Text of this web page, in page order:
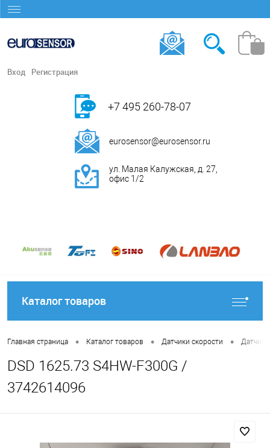
Вход Регистрация
+7 495 260-78-07
eurosensor@eurosensor.ru
ул. Малая Калужская, д. 27,
офис 1/2
Каталог товаров
Главная страница • Каталог товаров • Датчики скорости •
DSD 1625.73 S4HW-F300G /
3742614096